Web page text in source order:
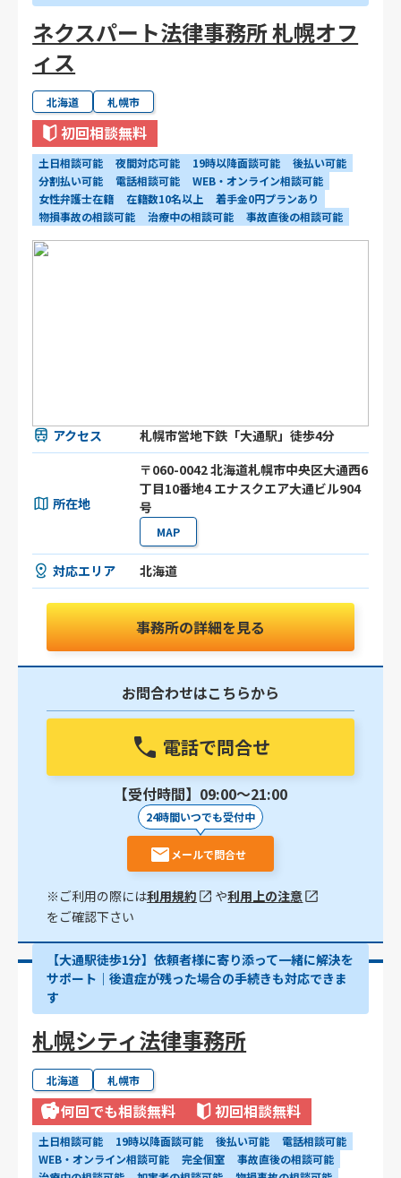
ネクスパート法律事務所 札幌オフ
ィス
北海道 札幌市
初回相談無料
土日相談可能 夜間対応可能 19時以降面談可能
後払い可能
分割払い可能
電話相談可能
WEB・オンライン相談可能
女性弁護士在籍
在籍数10名以上
着手金0円プランあり
物損事故の相談可能
治療中の相談可能 事故直後の相談可能
アクセス 札幌市営地下鉄「大通駅」徒歩4分
所在地
〒060-0042 北海道札幌市中央区大通西6
丁目10番地4 エナスクエア大通ビル904
号
MAP
対応エリア 北海道
事務所の詳細を見る
お問合わせはこちらから
電話で問合せ
【受付時間】09:00〜21:00
24時間いつでも受付中
メールで問合せ
※ご利用の際には利用規約 や利用上の注意
をご確認下さい
【大通駅徒歩1分】依頼者様に寄り添って一緒に解決を
サポート｜後遺症が残った場合の手続きも対応できま
す
札幌シティ法律事務所
北海道 札幌市
何回でも相談無料 初回相談無料
土日相談可能 19時以降面談可能 後払い可能
電話相談可能
WEB・オンライン相談可能
完全個室
事故直後の相談可能